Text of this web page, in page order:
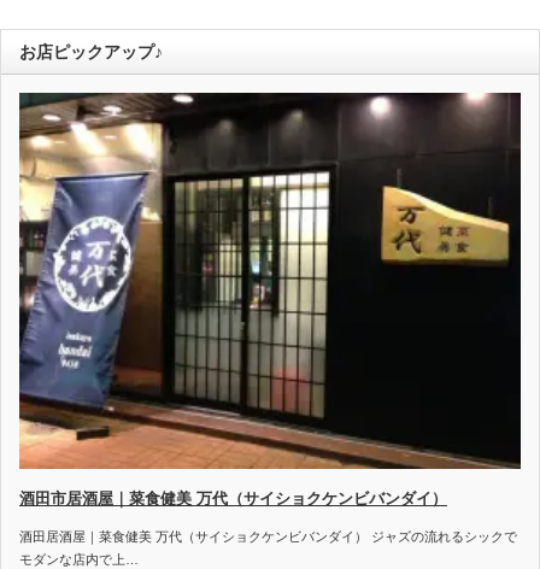
お店ピックアップ♪
酒田市居酒屋｜菜食健美 万代（サイショクケンビバンダイ）
酒田居酒屋｜菜食健美 万代（サイショクケンビバンダイ） ジャズの流れるシックで
モダンな店内で上…